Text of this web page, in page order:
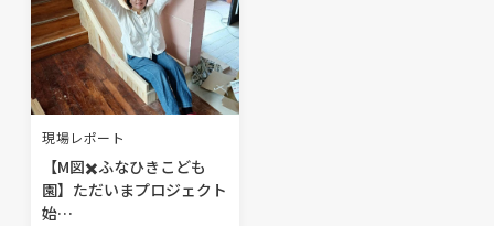
イベント情報
現場レポート
【M図✖️ふなひきこども
園】ただいまプロジェクト
始…